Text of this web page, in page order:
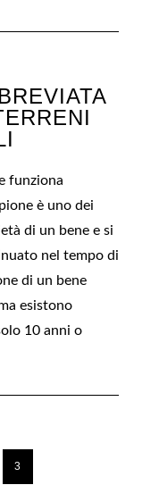
funziona
è uno dei
di un bene e si
nel tempo di
di un bene
esistono
10 anni o
3